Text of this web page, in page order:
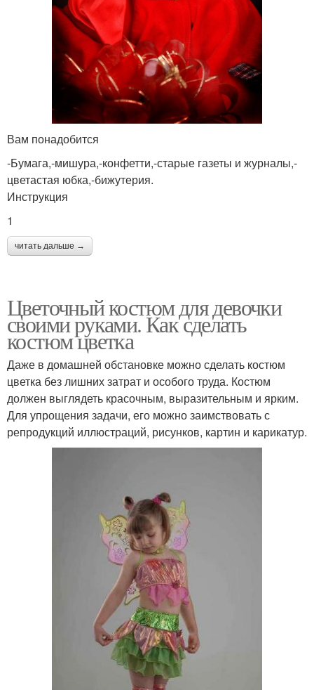
Вам понадобится
-Бумага,-мишура,-конфетти,-старые газеты и журналы,-
цветастая юбка,-бижутерия.
Инструкция
1
читать дальше →
Цветочный костюм для девочки
своими руками. Как сделать
костюм цветка
Даже в домашней обстановке можно сделать костюм
цветка без лишних затрат и особого труда. Костюм
должен выглядеть красочным, выразительным и ярким.
Для упрощения задачи, его можно заимствовать с
репродукций иллюстраций, рисунков, картин и карикатур.